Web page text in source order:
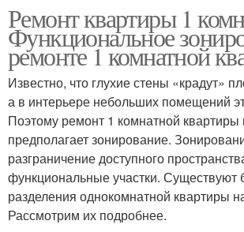
Ремонт квартиры 1
Функциональное
ремонте 1 комнатной
Известно, что глухие стены «крадут»
а в интерьере небольших помещений
Поэтому ремонт 1 комнатной квартиры
предполагает зонирование.
разграничение доступного
функциональные участки.
разделения однокомнатной квартиры
Рассмотрим их подробнее.